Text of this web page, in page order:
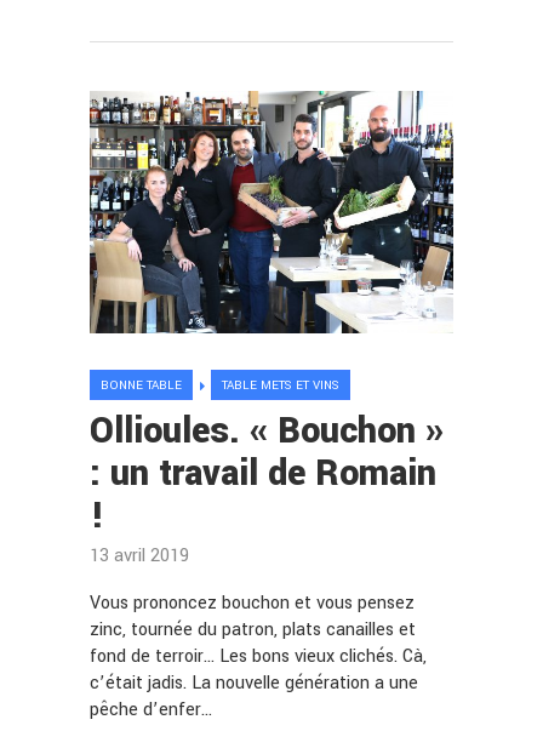
BONNE TABLE TABLE METS ET VINS
Ollioules. « Bouchon »
: un travail de Romain
!
13 avril 2019
Vous prononcez bouchon et vous pensez
zinc, tournée du patron, plats canailles et
fond de terroir… Les bons vieux clichés. Cà,
c’était jadis. La nouvelle génération a une
pêche d’enfer…